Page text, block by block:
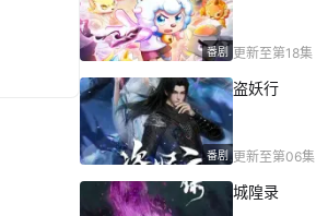
番剧 更新至第18集
番剧
盗妖行
更新至第06集
城隍录